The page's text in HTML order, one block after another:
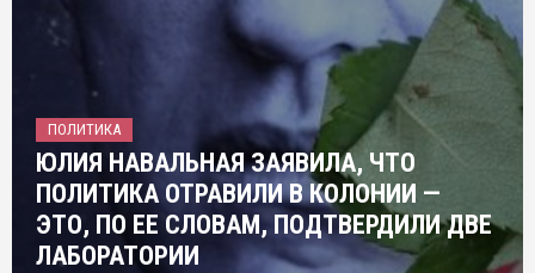
ПОЛИТИКА
ЮЛИЯ НАВАЛЬНАЯ ЗАЯВИЛА, ЧТО
ПОЛИТИКА ОТРАВИЛИ В КОЛОНИИ —
ЭТО, ПО ЕЕ СЛОВАМ, ПОДТВЕРДИЛИ ДВЕ
ЛАБОРАТОРИИ